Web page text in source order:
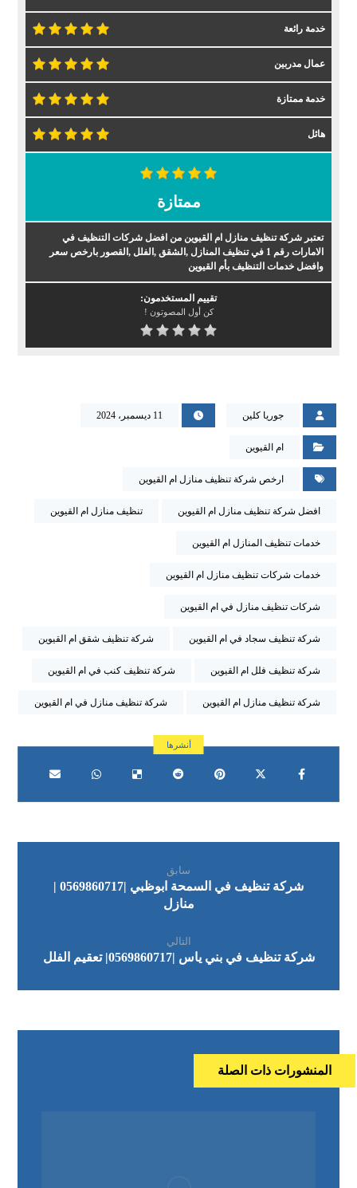
خدمة رائعة
عمال مدربين
خدمة ممتازة
هائل
ممتازة
تعتبر شركة تنظيف منازل ام القيوين من افضل شركات التنظيف في
الامارات رقم 1 في تنظيف المنازل ,الشقق ,الفلل ,القصور بارخص سعر
وافضل خدمات التنظيف بأم القيوين
تقييم المستخدمون:
كن أول المصوتون !
جوريا كلين 11 ديسمبر، 2024
ام القيوين
ارخص شركة تنظيف منازل ام القيوين
افضل شركة تنظيف منازل ام القيوين تنظيف منازل ام القيوين
خدمات تنظيف المنازل ام القيوين
خدمات شركات تنظيف منازل ام القيوين
شركات تنظيف منازل في ام القيوين
شركة تنظيف سجاد في ام القيوين شركة تنظيف شقق ام القيوين
شركة تنظيف فلل ام القيوين شركة تنظيف كنب في ام القيوين
شركة تنظيف منازل ام القيوين شركة تنظيف منازل في ام القيوين
سابق
شركة تنظيف في السمحة ابوظبي |0569860717 |
منازل
التالي
شركة تنظيف في بني ياس |0569860717| تعقيم الفلل
المنشورات ذات الصلة